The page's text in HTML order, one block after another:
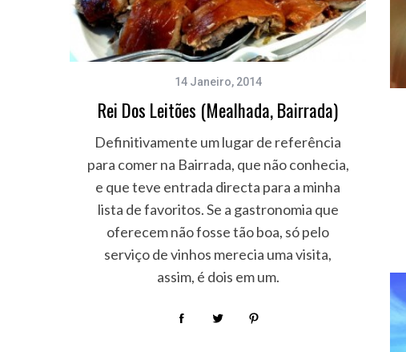
14 Janeiro, 2014
Rei Dos Leitões (Mealhada, Bairrada)
Definitivamente um lugar de referência
para comer na Bairrada, que não conhecia,
e que teve entrada directa para a minha
lista de favoritos. Se a gastronomia que
oferecem não fosse tão boa, só pelo
serviço de vinhos merecia uma visita,
assim, é dois em um.